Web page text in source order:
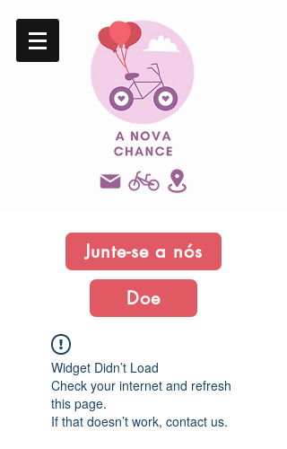
Junte-se a nós
Doe
Widget Didn’t Load
Check your internet and refresh
this page.
If that doesn’t work, contact us.